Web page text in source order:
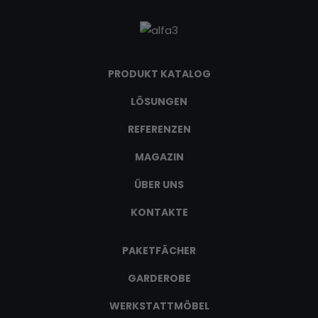
PRODUKT KATALOG
LÖSUNGEN
REFERENZEN
MAGAZIN
ÜBER UNS
KONTAKTE
PAKETFÄCHER
GARDEROBE
WERKSTATTMÖBEL